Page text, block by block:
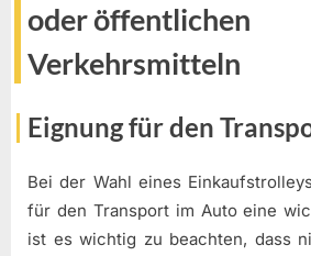
oder öffentlichen
Verkehrsmitteln
Eignung für den
Bei der Wahl eines
für den Transport im Auto eine
ist es wichtig zu beachten, dass